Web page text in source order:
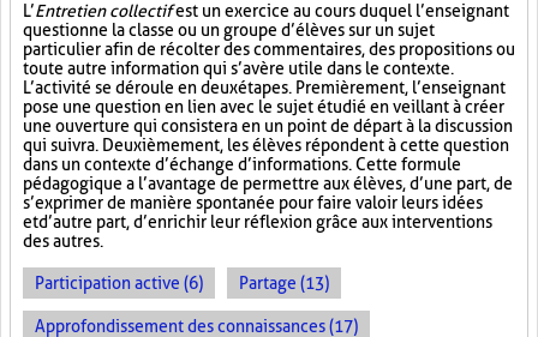
L’Entretien collectifest un exercice au cours duquel l’enseignant
questionne la classe ou un groupe d’élèves sur un sujet
particulier afin de récolter des commentaires, des propositions ou
toute autre information qui s’avère utile dans le contexte.
L’activité se déroule en deux étapes. Premièrement, l’enseignant
pose une question en lien avec le sujet étudié en veillant à créer
une ouverture qui consistera en un point de départ à la discussion
qui suivra. Deuxièmement, les élèves répondent à cette question
dans un contexte d’échange d’informations. Cette formule
pédagogique a l’avantage de permettre aux élèves, d’une part, de
s’exprimer de manière spontanée pour faire valoir leurs idées
et d’autre part, d’enrichir leur réflexion grâce aux interventions
des autres.
Participation active (6) Partage (13)
Approfondissement des connaissances (17)